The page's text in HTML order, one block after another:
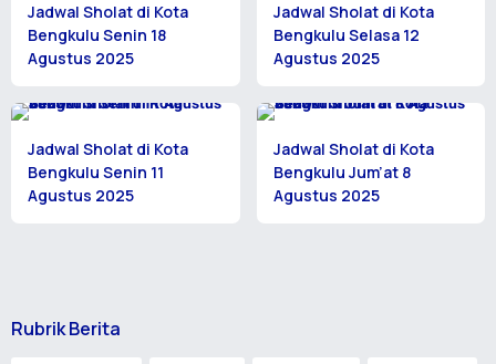
Jadwal Sholat di Kota
Bengkulu Senin 18
Agustus 2025
Jadwal Sholat di Kota
Bengkulu Selasa 12
Agustus 2025
Jadwal Sholat di Kota
Bengkulu Senin 11
Agustus 2025
Jadwal Sholat di Kota
Bengkulu Jum’at 8
Agustus 2025
Rubrik Berita